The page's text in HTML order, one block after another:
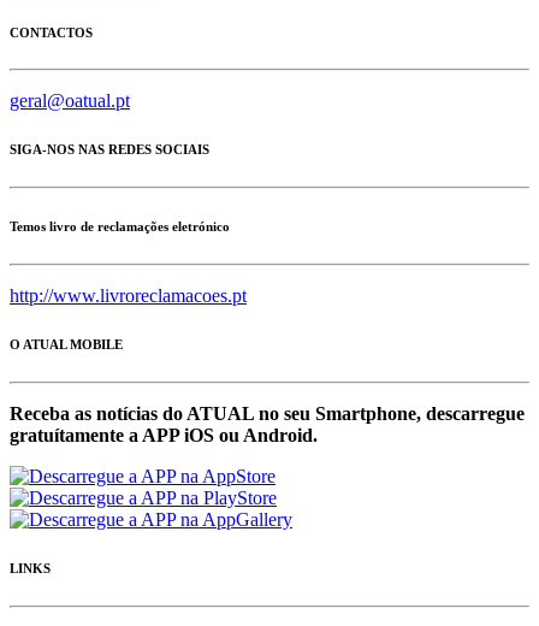
CONTACTOS
geral@oatual.pt
SIGA-NOS NAS REDES SOCIAIS
Temos livro de reclamações eletrónico
http://www.livroreclamacoes.pt
O ATUAL MOBILE
Receba as notícias do ATUAL no seu Smartphone, descarregue
gratuítamente a APP iOS ou Android.
LINKS